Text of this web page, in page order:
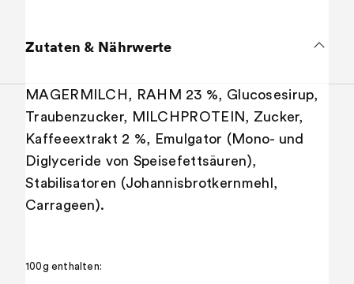
Zutaten & Nährwerte
MAGERMILCH, RAHM 23 %, Glucosesirup,
Traubenzucker, MILCHPROTEIN, Zucker,
Kaffeeextrakt 2 %, Emulgator (Mono- und
Diglyceride von Speisefettsäuren),
Stabilisatoren (Johannisbrotkernmehl,
Carrageen).
100g enthalten: